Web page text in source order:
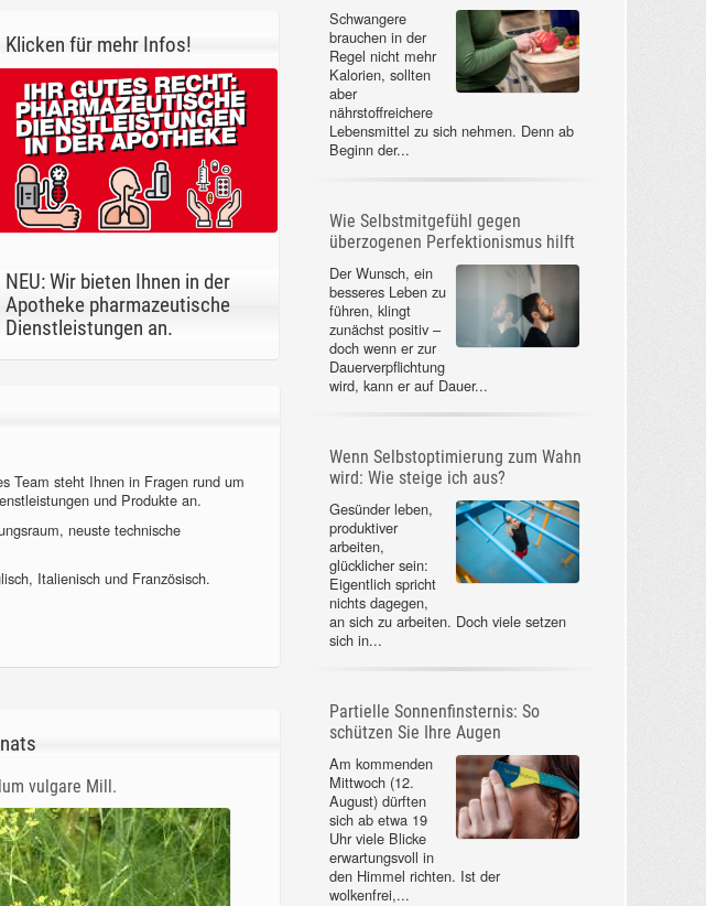
Klicken für mehr Infos!
NEU: Wir bieten Ihnen in der
Apotheke pharmazeutische
Dienstleistungen an.
Team steht Ihnen in Fragen rund um
und Produkte an.
neuste technische
Italienisch und Französisch.
vulgare Mill.
Schwangere
brauchen in der
Regel nicht mehr
Kalorien, sollten
aber
nährstoffreichere
Lebensmittel zu sich nehmen. Denn ab
Beginn der...
Wie Selbstmitgefühl gegen
überzogenen Perfektionismus hilft
Der Wunsch, ein
besseres Leben zu
führen, klingt
zunächst positiv –
doch wenn er zur
Dauerverpflichtung
wird, kann er auf Dauer...
Wenn Selbstoptimierung zum Wahn
wird: Wie steige ich aus?
Gesünder leben,
produktiver
arbeiten,
glücklicher sein:
Eigentlich spricht
nichts dagegen,
an sich zu arbeiten. Doch viele setzen
sich in...
Partielle Sonnenfinsternis: So
schützen Sie Ihre Augen
Am kommenden
Mittwoch (12.
August) dürften
sich ab etwa 19
Uhr viele Blicke
erwartungsvoll in
den Himmel richten. Ist der
wolkenfrei,...